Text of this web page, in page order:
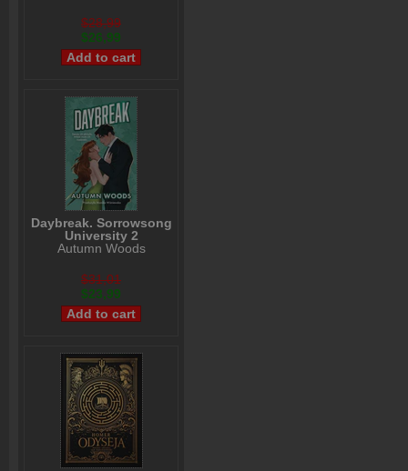
$28,99
$26,99
Daybreak. Sorrowsong
University 2
Autumn Woods
$31,01
$23,99